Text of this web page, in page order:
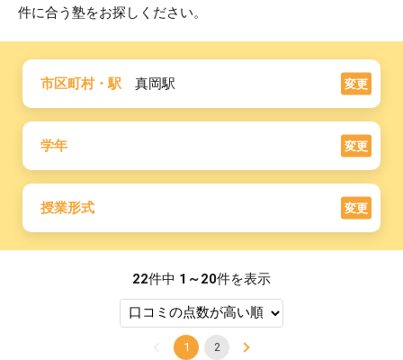
件に合う塾をお探しください。
市区町村・駅 真岡駅 変更
学年 変更
授業形式 変更
22件中 1～20件を表示
1 2